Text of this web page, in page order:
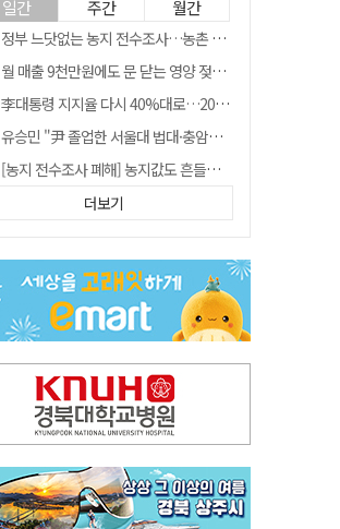
일간 주간 월간
정부 느닷없는 농지 전수조사…농촌 들쑤시는 '경자유전'의 칼날
월 매출 9천만원에도 문 닫는 영양 젖소농장… "일할 사람이 없어"
李대통령 지지율 다시 40%대로…20대는 18.8%p 급락
유승민 "尹 졸업한 서울대 법대·충암고도 없애야"…李 육사 통합 직격
[농지 전수조사 폐해] 농지값도 흔들리나…"도지 막히면 헐값 매물 나올 수도"
지역활성화 펀드 9호…포항 AI 데이터센터에 6천억 투입
경북 영천시, 9월부터 11월까지 반값 여행 혜택 제공
[농지 전수조사 폐해] '쌀 받고 논 내 준' 도지농 이제 어쩌나?
아쉬운 태클
더보기